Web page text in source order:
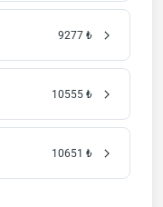
9277 ₺
10555 ₺
10651 ₺